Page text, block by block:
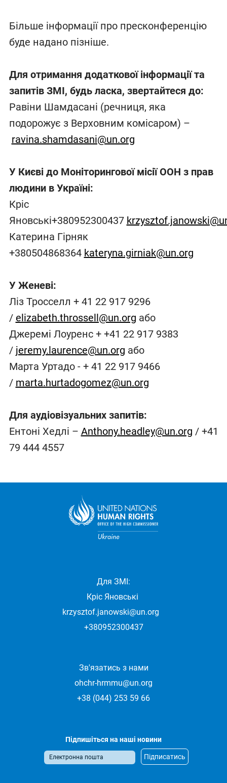
Більше інформації про пресконференцію
буде надано пізніше.
Для отримання додаткової інформації та
запитів ЗМІ, будь ласка, звертайтеся до:
Равіни Шамдасані (речниця, яка
подорожує з Верховним комісаром) –
ravina.shamdasani@un.org
У Києві до Моніторингової місії ООН з прав
людини в Україні:
Кріс
Яновські+380952300437
Катерина Гірняк
+380504868364 kateryna.girniak@un.org
У Женеві:
Ліз Тросселл + 41 22 917 9296
/ elizabeth.throssell@un.org або
Джеремі Лоуренс + +41 22 917 9383
/ jeremy.laurence@un.org або
Марта Уртадо - + 41 22 917 9466
/ marta.hurtadogomez@un.org
Для аудіовізуальних запитів:
Ентоні Хедлі – Anthony.headley@un.org / +41
79 444 4557
Для ЗМІ:
Кріс Яновські
krzysztof.janowski@un.org
+380952300437
Зв'язатись з нами
ohchr-hrmmu@un.org
+38 (044) 253 59 66
Підпишіться на наші новини